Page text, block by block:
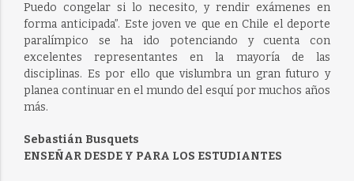
Puedo congelar si lo necesito, y rendir exámenes en
forma anticipada”. Este joven ve que en Chile el deporte
paralímpico se ha ido potenciando y cuenta con
excelentes representantes en la mayoría de las
disciplinas. Es por ello que vislumbra un gran futuro y
planea continuar en el mundo del esquí por muchos años
más.
Sebastián Busquets
ENSEÑAR DESDE Y PARA LOS ESTUDIANTES